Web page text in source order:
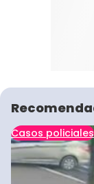
Casos policiales